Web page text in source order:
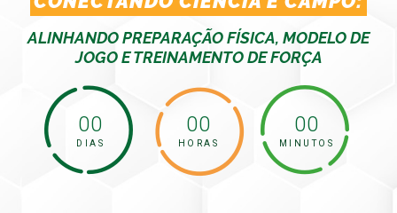
ALINHANDO PREPARAÇÃO FÍSICA, MODELO DE
JOGO E TREINAMENTO DE FORÇA
00
DIAS
00
HORAS
00
MINUTOS